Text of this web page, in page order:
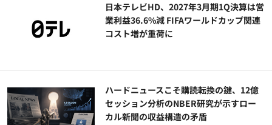
日本テレビHD、2027年3月期1Q決算は営
業利益36.6%減 FIFAワールドカップ関連
コスト増が重荷に
ハードニュースこそ購読転換の鍵、12億
セッション分析のNBER研究が示すロー
カル新聞の収益構造の矛盾